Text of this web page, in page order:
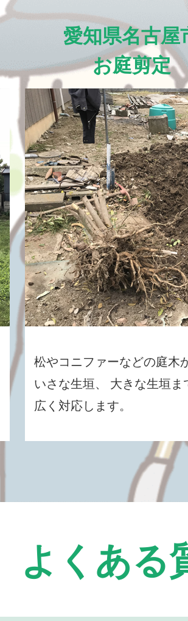
愛知県名古屋
お庭剪定
松やコニファーなどの庭木
いさな生垣、 大きな生垣ま
広く対応します。
よくある